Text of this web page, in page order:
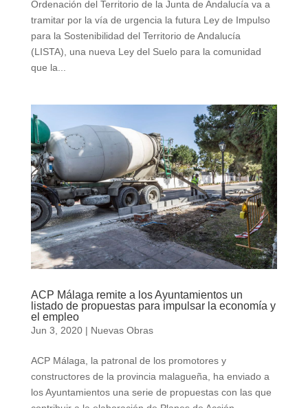
Ordenación del Territorio de la Junta de Andalucía va a
tramitar por la vía de urgencia la futura Ley de Impulso
para la Sostenibilidad del Territorio de Andalucía
(LISTA), una nueva Ley del Suelo para la comunidad
que la...
ACP Málaga remite a los Ayuntamientos un
listado de propuestas para impulsar la economía y
el empleo
Jun 3, 2020| Nuevas Obras
ACP Málaga, la patronal de los promotores y
constructores de la provincia malagueña, ha enviado a
los Ayuntamientos una serie de propuestas con las que